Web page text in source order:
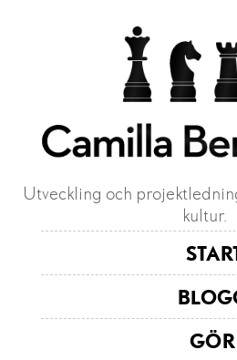
Utveckling och
kultur.
GÖR